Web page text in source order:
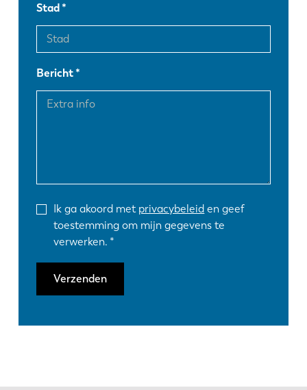
Stad
Bericht
Ik ga akoord met privacybeleid en geef
toestemming om mijn gegevens te
verwerken.
Verzenden